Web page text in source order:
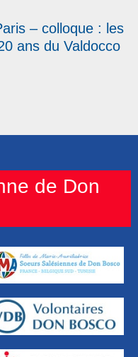
– colloque : les
ans du Valdocco
de Don